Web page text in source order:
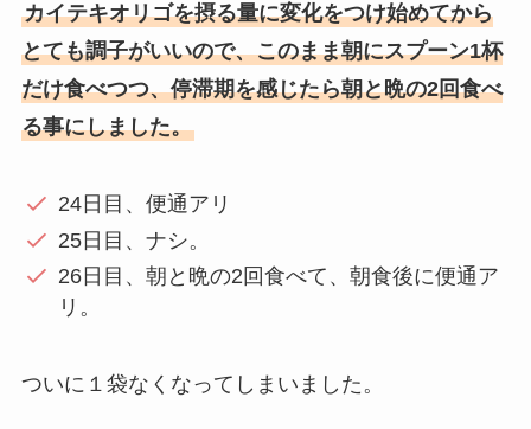
カイテキオリゴを摂る量に変化をつけ始めてから
とても調子がいいので、このまま朝にスプーン1杯
だけ食べつつ、停滞期を感じたら朝と晩の2回食べ
る事にしました。
24日目、便通アリ
25日目、ナシ。
26日目、朝と晩の2回食べて、朝食後に便通ア
リ。
ついに１袋なくなってしまいました。